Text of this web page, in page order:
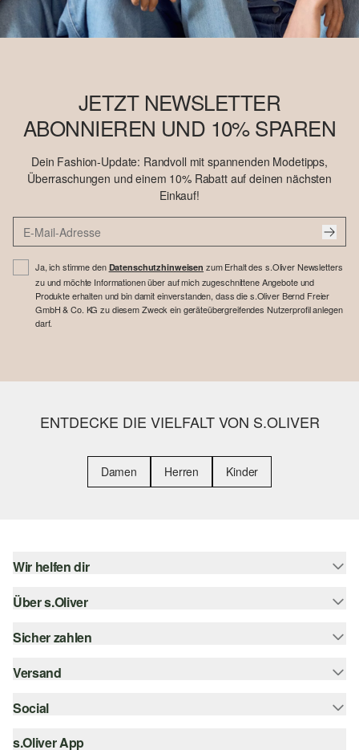
JETZT NEWSLETTER
ABONNIEREN UND 10% SPAREN
Dein Fashion-Update: Randvoll mit spannenden Modetipps,
Überraschungen und einem 10% Rabatt auf deinen nächsten
Einkauf!
Ja, ich stimme den Datenschutzhinweisen zum Erhalt des s.Oliver Newsletters
zu und möchte Informationen über auf mich zugeschnittene Angebote und
Produkte erhalten und bin damit einverstanden, dass die s.Oliver Bernd Freier
GmbH & Co. KG zu diesem Zweck ein geräteübergreifendes Nutzerprofil anlegen
darf.
ENTDECKE DIE VIELFALT VON S.OLIVER
Damen Herren Kinder
Wir helfen dir
Hilfe & FAQ
Größenberatung
Top-Kategorien
Bestellung widerrufen
Über s.Oliver
s.Oliver Magazin
Whatsapp
Sicher zahlen
Rechnung
Kreditkarte
Versand
Sendungsverfolgung
DHL
Social
instagram
s.Oliver App